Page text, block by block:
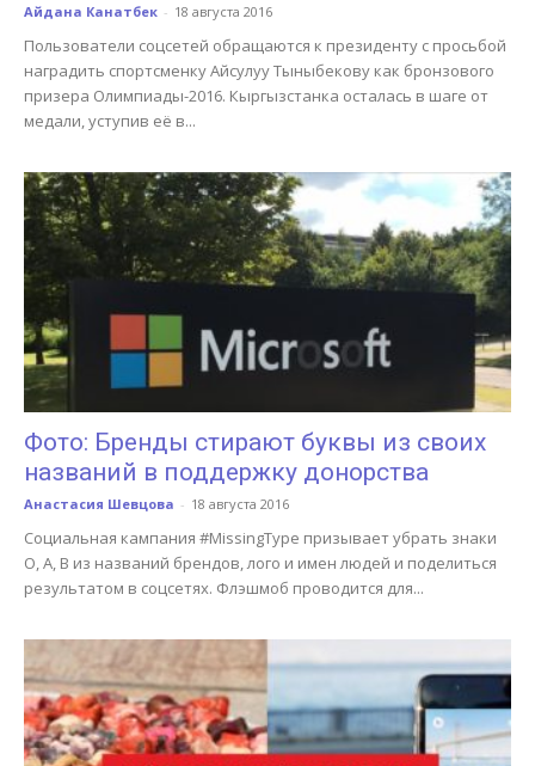
Айдана Канатбек - 18 августа 2016
Пользователи соцсетей обращаются к президенту с просьбой
наградить спортсменку Айсулуу Тыныбекову как бронзового
призера Олимпиады-2016. Кыргызстанка осталась в шаге от
медали, уступив её в...
Фото: Бренды стирают буквы из своих
названий в поддержку донорства
Анастасия Шевцова - 18 августа 2016
Социальная кампания #MissingType призывает убрать знаки
О, А, В из названий брендов, лого и имен людей и поделиться
результатом в соцсетях. Флэшмоб проводится для...